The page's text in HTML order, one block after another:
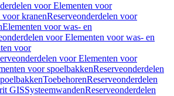
voor Elementen voor
voor kranenReserveonderdelen voor
Elementen voor was- en
voor Elementen voor was- en
voor
voor Elementen voor
voor spoelbakkenReserveonderdelen
ToebehorenReserveonderdelen
GISSysteemwandenReserveonderdelen